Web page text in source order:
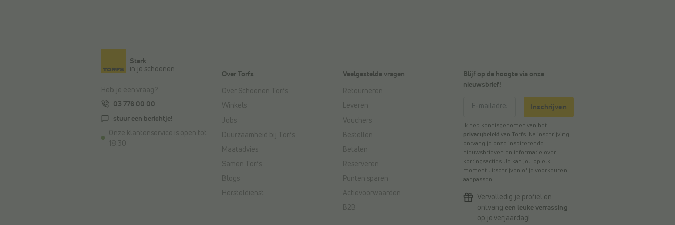
Sterk
in je schoenen
Heb je een vraag?
03 776 00 00
stuur een berichtje!
Onze klantenservice is open tot
18:30
Over Torfs
Over Schoenen Torfs
Winkels
Jobs
Duurzaamheid bij Torfs
Maatadvies
Samen Torfs
Blogs
Hersteldienst
Veelgestelde vragen
Retourneren
Leveren
Vouchers
Bestellen
Betalen
Reserveren
Punten sparen
Actievoorwaarden
B2B
Blijf op de hoogte via onze
nieuwsbrief!
Inschrijven
Ik heb kennisgenomen van het
privacybeleid van Torfs. Na inschrijving
ontvang je onze inspirerende
nieuwsbrieven en informatie over
kortingsacties. Je kan jou op elk
moment uitschrijven of je voorkeuren
aanpassen.
Vervolledig je profiel
en
ontvang een leuke verrassing
op je verjaardag!